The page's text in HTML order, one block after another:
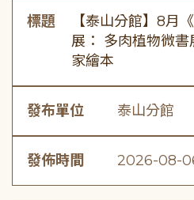
標題
【泰山分館】8月
展： 多肉植物微
家繪本
發布單位 泰山分館
發佈時間 2026-08-